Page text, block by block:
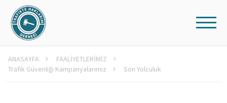
ANASAYFA
FAALİYETLERİMİZ
Trafik Güvenliği Kampanyalarımız
Son Yolculuk